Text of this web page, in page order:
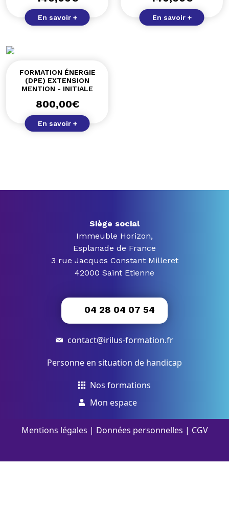
En savoir + En savoir +
FORMATION ÉNERGIE
(DPE) EXTENSION
MENTION - INITIALE
800,00€
En savoir +
Siège social
Immeuble Horizon,
Esplanade de France
3 rue Jacques Constant Milleret
42000 Saint Etienne
04 28 04 07 54
contact@irilus-formation.fr
Personne en situation de handicap
Nos formations
Mon espace
Mentions légales | Données personnelles | CGV